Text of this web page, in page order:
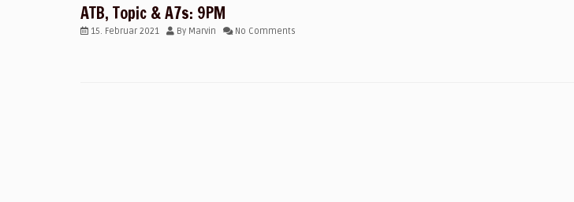
ATB, Topic & A7s: 9PM
15. Februar 2021 By Marvin No Comments